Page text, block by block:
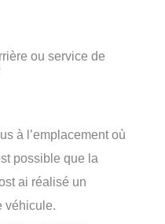
ou service de
à l’emplacement où
possible que la
ai réalisé un
véhicule.